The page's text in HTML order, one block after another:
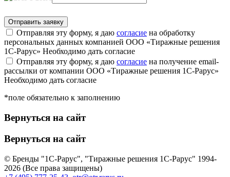
Отправляя эту форму, я даю согласие на обработку
персональных данных компанией ООО «Тиражные решения
1С-Рарус» Необходимо дать согласие
Отправляя эту форму, я даю согласие на получение email-
рассылки от компании ООО «Тиражные решения 1С-Рарус»
Необходимо дать согласие
*поле обязательно к заполнению
Вернуться на сайт
Вернуться на сайт
© Бренды "1С-Рарус", "Тиражные решения 1С-Рарус" 1994-
2026 (Все права защищены)